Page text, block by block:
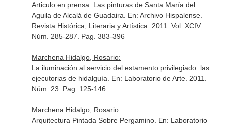
Articulo en prensa: Las pinturas de Santa María del
Aguila de Alcalá de Guadaira. En: Archivo Hispalense.
Revista Histórica, Literaria y Artística . 2011. Vol. XCIV.
Núm. 285-287. Pag. 383-396
Marchena Hidalgo, Rosario:
La iluminación al servicio del estamento privilegiado: las
ejecutorias de hidalguía. En: Laboratorio de Arte. 2011.
Núm. 23. Pag. 125-146
Marchena Hidalgo, Rosario:
Arquitectura Pintada Sobre Pergamino. En: Laboratorio